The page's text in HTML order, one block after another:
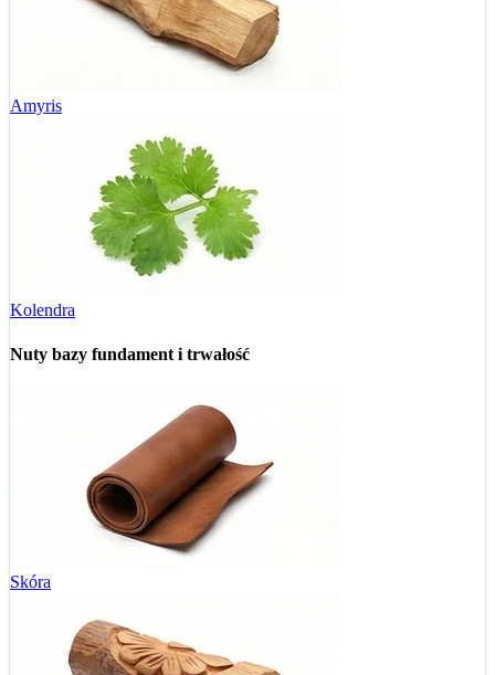
Amyris
Kolendra
Nuty bazy fundament i trwałość
Skóra